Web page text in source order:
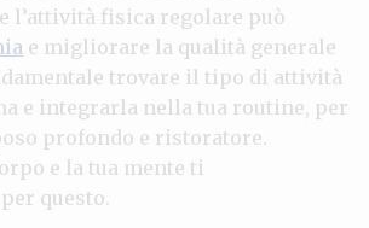
l’attività fisica regolare può
e migliorare la qualità generale
trovare il tipo di attività
e integrarla nella tua routine, per
profondo e ristoratore.
e la tua mente ti
questo.